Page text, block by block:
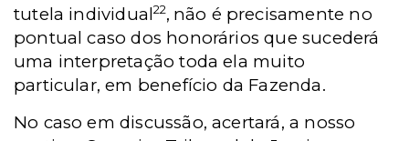
tutela individual22, não é precisamente no
pontual caso dos honorários que sucederá
uma interpretação toda ela muito
particular, em benefício da Fazenda.
No caso em discussão, acertará, a nosso